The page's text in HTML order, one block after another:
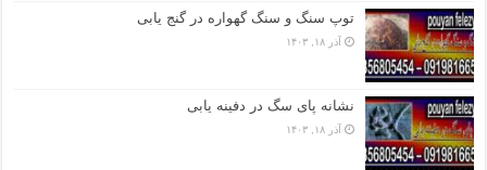
توپ سنگ و سنگ گهواره در گنج یابی
آذر ۱۸, ۱۴۰۳
نشانه پای سگ در دفینه یابی
آذر ۱۸, ۱۴۰۳